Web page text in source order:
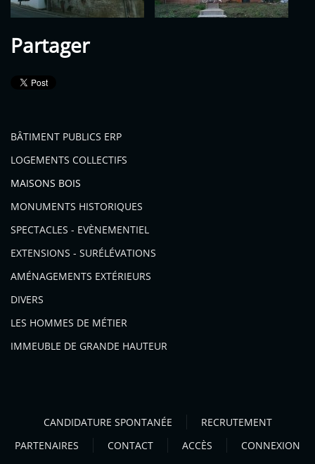
Partager
BÂTIMENT PUBLICS ERP
LOGEMENTS COLLECTIFS
MAISONS BOIS
MONUMENTS HISTORIQUES
SPECTACLES - EVÈNEMENTIEL
EXTENSIONS - SURÉLÉVATIONS
AMÉNAGEMENTS EXTÉRIEURS
DIVERS
LES HOMMES DE MÉTIER
IMMEUBLE DE GRANDE HAUTEUR
CANDIDATURE SPONTANÉE
RECRUTEMENT
PARTENAIRES
CONTACT ACCÈS
CONNEXION